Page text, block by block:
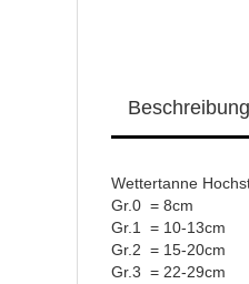
Beschreibung
Wettertanne
Gr.0 = 8cm
Gr.1 = 10-13cm
Gr.2 = 15-20cm
Gr.3 = 22-29cm